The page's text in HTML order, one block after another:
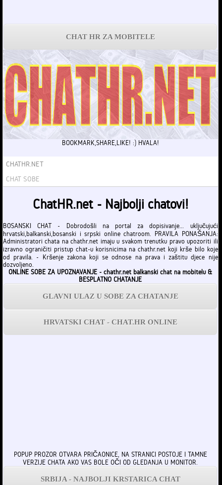
CHAT HR ZA MOBITELE
BOOKMARK,SHARE,LIKE! :) HVALA!
CHATHR.NET
CHAT SOBE
ChatHR.net - Najbolji chatovi!
BOSANSKI CHAT - Dobrodošli na portal za dopisivanje... uključujući
hrvatski,balkanski,bosanski i srpski online chatroom. PRAVILA PONAŠANJA:
Administratori chata na chathr.net imaju u svakom trenutku pravo upozoriti ili
izravno ograničiti pristup chat-u korisnicima na chathr.net koji krše bilo koje
od pravila. - Kršenje zakona koji se odnose na prava i zaštitu djece nije
dozvoljeno.
ONLINE SOBE ZA UPOZNAVANJE - chathr.net balkanski chat na mobitelu &
BESPLATNO CHATANJE
GLAVNI ULAZ U SOBE ZA CHATANJE
HRVATSKI CHAT - CHAT.HR ONLINE
POPUP PROZOR OTVARA PRIČAONICE, NA STRANICI POSTOJE I TAMNE
VERZIJE CHATA AKO VAS BOLE OČI OD GLEDANJA U MONITOR.
SRBIJA - NAJBOLJI KRSTARICA CHAT